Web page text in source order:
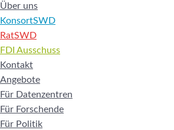
Über uns
KonsortSWD
RatSWD
FDI Ausschuss
Kontakt
Angebote
Für Datenzentren
Für Forschende
Für Politik